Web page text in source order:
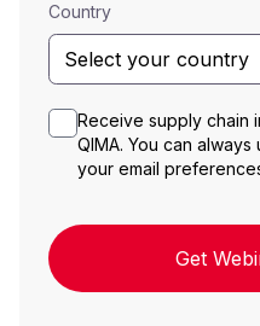
Country
Receive supply chain
QIMA. You can
your email
Get